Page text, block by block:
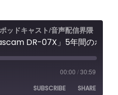
ッドキャスト/音声配信界隈
00:00 /30:59
SUBSCRIBE
SHARE